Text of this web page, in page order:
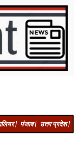
| पंजाब | उत्तर प्रदेश |